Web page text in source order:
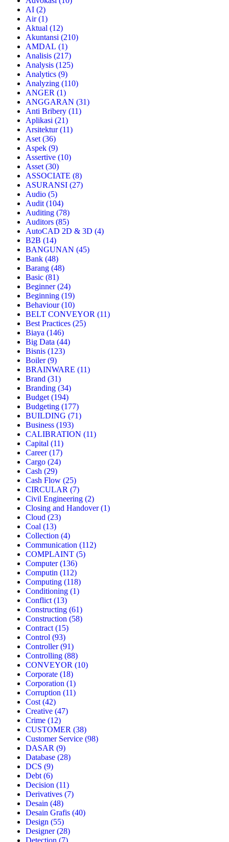
AI (2)
Air(1)
Aktual (12)
Akuntansi (210)
AMDAL (1)
Analisis (217)
Analysis (125)
Analytics (9)
Analyzing (110)
ANGER (1)
ANGGARAN (31)
Anti Bribery (11)
Aplikasi (21)
Arsitektur(11)
Aset (36)
Aspek (9)
Assertive (10)
Asset (30)
ASSOCIATE (8)
ASURANSI (27)
Audio (5)
Audit (104)
Auditing (78)
Auditors (85)
AutoCAD 2D & 3D (4)
B2B (14)
BANGUNAN (45)
Bank (48)
Barang (48)
Basic (81)
Beginner(24)
Beginning (19)
Behaviour(10)
BELT CONVEYOR (11)
Best Practices (25)
Biaya (146)
Big Data (44)
Bisnis (123)
Boiler(9)
BRAINWARE (11)
Brand (31)
Branding (34)
Budget (194)
Budgeting (177)
BUILDING (71)
Business (193)
CALIBRATION (11)
Capital (11)
Career(17)
Cargo (24)
Cash (29)
Cash Flow (25)
CIRCULAR (7)
Civil Engineering (2)
Closing and Handover(1)
Cloud (23)
Coal (13)
Collection (4)
Communication (112)
COMPLAINT (5)
Computer(136)
Computin (112)
Computing (118)
Conditioning (1)
Conflict (13)
Constructing (61)
Construction (58)
Contract (15)
Control (93)
Controller(91)
Controlling (88)
CONVEYOR (10)
Corporate (18)
Corporation (1)
Corruption (11)
Cost (42)
Creative (47)
Crime (12)
CUSTOMER (38)
Customer Service (98)
DASAR (9)
Database (28)
DCS (9)
Debt (6)
Decision (11)
Derivatives (7)
Desain (48)
Desain Grafis (40)
Design (55)
Designer(28)